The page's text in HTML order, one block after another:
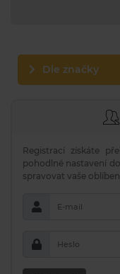
Dle značky
Registrací získáte
pohodlné nastavení
spravovat vaše
E-mail
Heslo